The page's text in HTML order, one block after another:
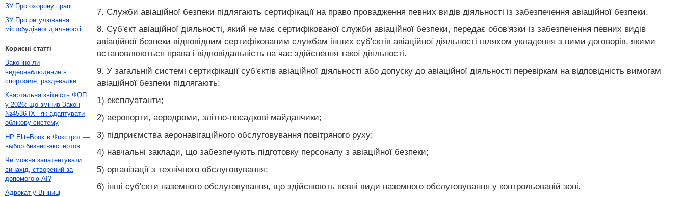
7. Служби авіаційної безпеки підлягають сертифікації на право провадження певних видів діяльності із забезпечення авіаційної безпеки.
8. Суб'єкт авіаційної діяльності, який не має сертифікованої служби авіаційної безпеки, передає обов'язки із забезпечення певних видів
авіаційної безпеки відповідним сертифікованим службам інших суб'єктів авіаційної діяльності шляхом укладення з ними договорів, якими
встановлюються права і відповідальність на час здійснення такої діяльності.
9. У загальній системі сертифікації суб'єктів авіаційної діяльності або допуску до авіаційної діяльності перевіркам на відповідність вимогам
авіаційної безпеки підлягають:
1) експлуатанти;
2) аеропорти, аеродроми, злітно-посадкові майданчики;
3) підприємства аеронавігаційного обслуговування повітряного руху;
4) навчальні заклади, що забезпечують підготовку персоналу з авіаційної безпеки;
5) організації з технічного обслуговування;
6) інші суб'єкти наземного обслуговування, що здійснюють певні види наземного обслуговування у контрольованій зоні.
ЗУ Про охорону праці
ЗУ Про регулювання
містобудівної діяльності
Корисні статті
Законно ли
видеонаблюдение в
спортзале, раздевалке
Квартальна звітність ФОП
у 2026: що змінив Закон
№4536-IX і як адаптувати
облікову систему
HP EliteBook в Фокстрот —
выбор бизнес-экспертов
Чи можна запатентувати
винахід, створений за
допомогою AI?
Адвокат у Вінниці